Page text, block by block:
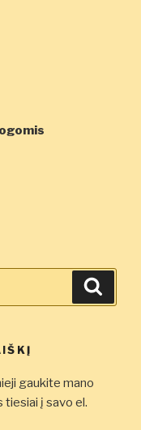
gaukite mano
tiesiai į savo el.